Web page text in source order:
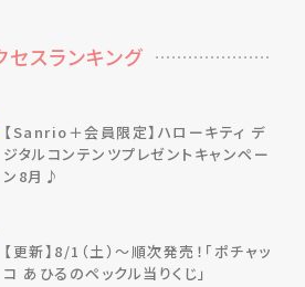
セスランキング
【Sanrio＋会員限定】ハローキティ デ
ジタルコンテンツプレゼントキャンペー
ン8月♪
【更新】8/1（土）～順次発売！「ポチャッ
コ あひるのペックル当りくじ」